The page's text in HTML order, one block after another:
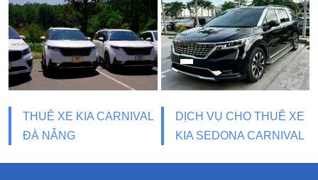
THUÊ XE KIA CARNIVAL
ĐÀ NẴNG
DỊCH VỤ CHO THUÊ XE
KIA SEDONA CARNIVAL